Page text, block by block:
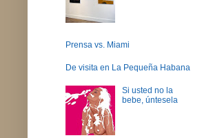
Prensa vs. Miami
De visita en La Pequeña Habana
Si usted no la
bebe, úntesela